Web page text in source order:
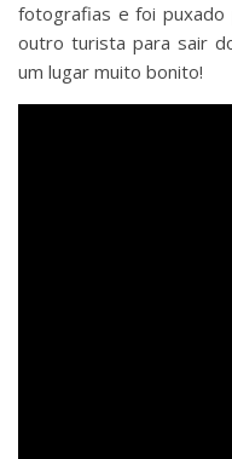
fotografias e foi
outro turista para sair
um lugar muito bonito!